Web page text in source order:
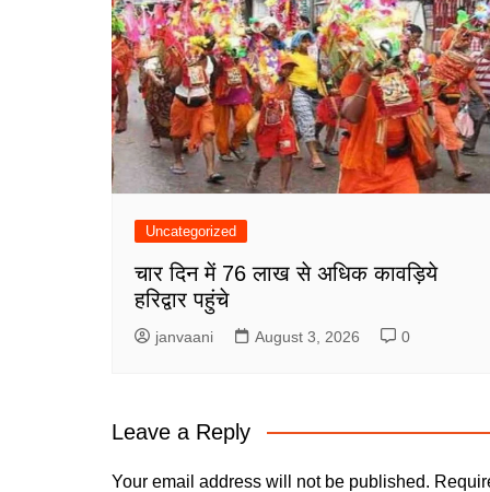
Uncategorized
चार दिन में 76 लाख से अधिक कावड़िये
हरिद्वार पहुंचे
janvaani August 3, 2026 0
Leave a Reply
Your email address will not be published.